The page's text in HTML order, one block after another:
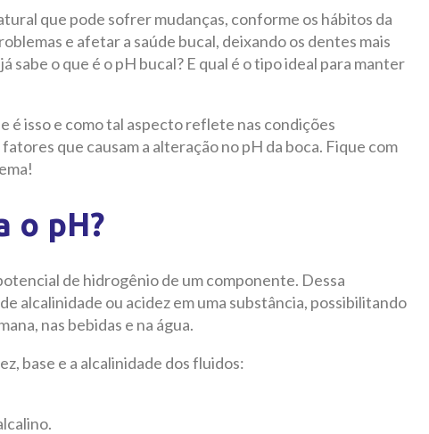
que pode sofrer mudanças, conforme os hábitos da
e afetar a saúde bucal, deixando os dentes mais
sabe o que é o pH bucal? E qual é o tipo ideal para manter
é isso e como tal aspecto reflete nas condições
que causam a alteração no pH da boca. Fique com
o pH?
de hidrogênio de um componente. Dessa
alcalinidade ou acidez em uma substância, possibilitando
nas bebidas e na água.
base e a alcalinidade dos fluidos: